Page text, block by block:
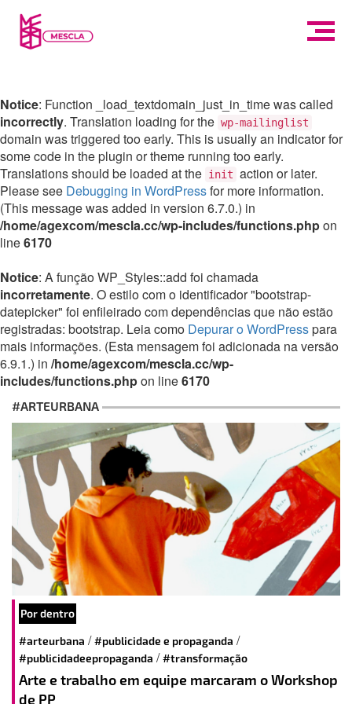
Notice: Function _load_textdomain_just_in_time was called
incorrectly. Translation loading for the wp-mailinglist
domain was triggered too early. This is usually an indicator for
some code in the plugin or theme running too early.
Translations should be loaded at the init action or later.
Please see Debugging in WordPressfor more information.
(This message was added in version 6.7.0.) in
/home/agexcom/mescla.cc/wp-includes/functions.phpon
line6170
Notice: A função WP_Styles::add foi chamada
incorretamente. O estilo com o identificador "bootstrap-
datepicker" foi enfileirado com dependências que não estão
registradas: bootstrap. Leia como Depurar o WordPresspara
mais informações. (Esta mensagem foi adicionada na versão
6.9.1.) in /home/agexcom/mescla.cc/wp-
includes/functions.phpon line6170
#ARTEURBANA
Por dentro
#arteurbana /#publicidade e propaganda /
#publicidadeepropaganda /#transformação
Arte e trabalho em equipe marcaram o Workshop
de PP